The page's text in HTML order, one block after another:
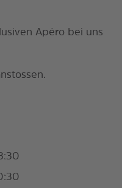
Apéro bei uns